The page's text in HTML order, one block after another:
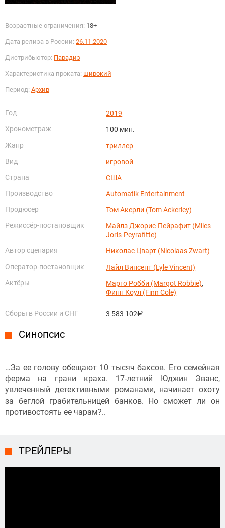
Возрастные ограничения: 18+
Дата релиза в России: 26.11.2020
Дистрибьютор: Парадиз
Характеристика проката: широкий
Период: Архив
Год
2019
Хронометраж
100 мин.
Жанр
триллер
Вид
игровой
Страна
США
Производство
Automatik Entertainment
Продюсер
Том Акерли (Tom Ackerley)
Режиссёр-постановщик
Майлз Джорис-Пейрафит (Miles
Joris-Peyrafitte)
Автор сценария
Николас Цварт (Nicolaas Zwart)
Оператор-постановщик
Лайл Винсент (Lyle Vincent)
Актёры
Марго Робби (Margot Robbie),
Финн Коул (Finn Cole)
Сборы в России и СНГ 3 583 102руб.
Синопсис
…За ее голову обещают 10 тысяч баксов. Его семейная
ферма на грани краха. 17-летний Юджин Эванс,
увлеченный детективными романами, начинает охоту
за беглой грабительницей банков. Но сможет ли он
противостоять ее чарам?..
ТРЕЙЛЕРЫ